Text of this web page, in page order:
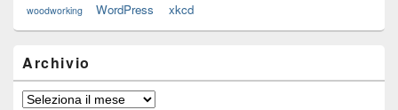
woodworking WordPress xkcd
Archivio
Archivio